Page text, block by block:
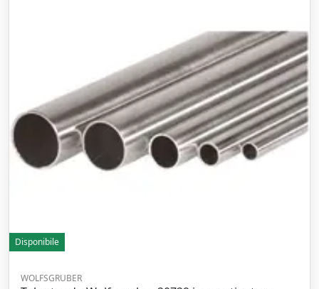
Disponibile
WOLFSGRUBER